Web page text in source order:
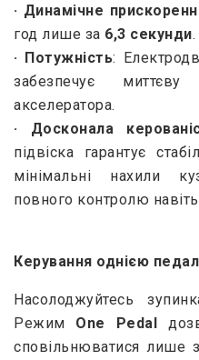
· Динамічне
год лише за 6,3 секунди.
· Потужність:
забезпечує
акселератора.
· Досконала
підвіска гарантує
мінімальні нахили
повного контролю
Керування однією
Насолоджуйтесь
Режим One Pedal
сповільнюватися лише